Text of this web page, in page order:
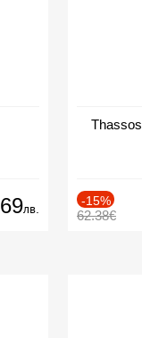
69лв.
-15%
62.38€